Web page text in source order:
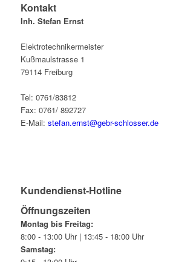
Kontakt
Inh. Stefan Ernst
Elektrotechnikermeister
Kußmaulstrasse 1
79114 Freiburg
Tel: 0761/83812
Fax: 0761/ 892727
E-Mail: stefan.ernst@gebr-schlosser.de
Kundendienst-Hotline
Öffnungszeiten
Montag bis Freitag:
8:00 - 13:00 Uhr | 13:45 - 18:00 Uhr
Samstag: